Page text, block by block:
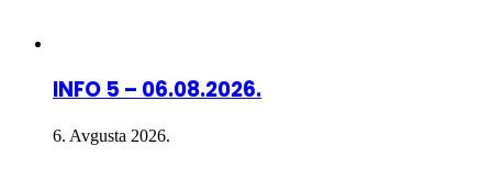
INFO 5 – 06.08.2026.
6. Avgusta 2026.